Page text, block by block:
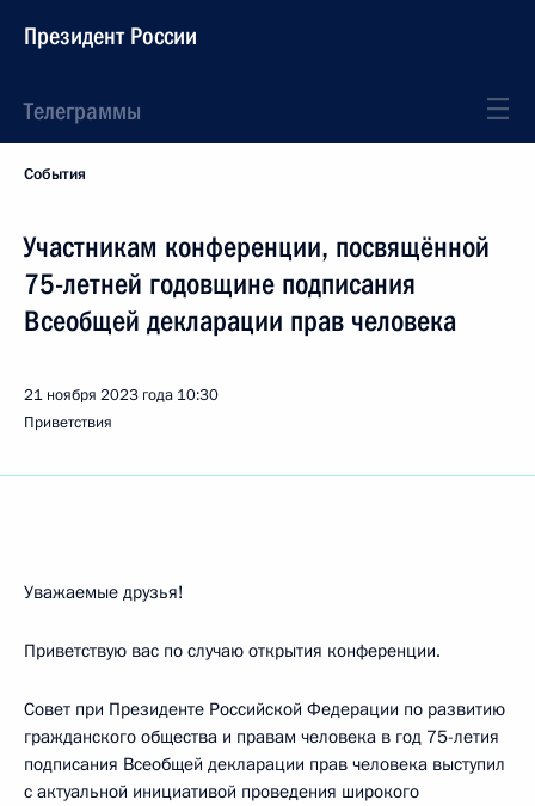
Президент России
Телеграммы
События
Участникам конференции, посвящённой
75-летней годовщине подписания
Всеобщей декларации прав человека
21 ноября 2023 года 10:30
Приветствия
Уважаемые друзья!
Приветствую вас по случаю открытия конференции.
Совет при Президенте Российской Федерации по развитию
гражданского общества и правам человека в год 75-летия
подписания Всеобщей декларации прав человека выступил
с актуальной инициативой проведения широкого